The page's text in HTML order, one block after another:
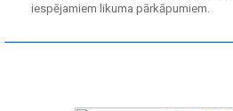
iespējamiem likuma pārkāpumiem.